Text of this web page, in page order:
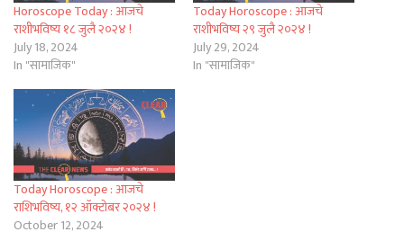
Horoscope Today : आजचे
राशीभविष्य १८ जुलै २०२४ !
July 18, 2024
In "सामाजिक"
Today Horoscope : आजचे
राशीभविष्य २९ जुलै २०२४ !
July 29, 2024
In "सामाजिक"
Today Horoscope : आजचे
राशिभविष्य, १२ ऑक्टोबर २०२४ !
October 12, 2024